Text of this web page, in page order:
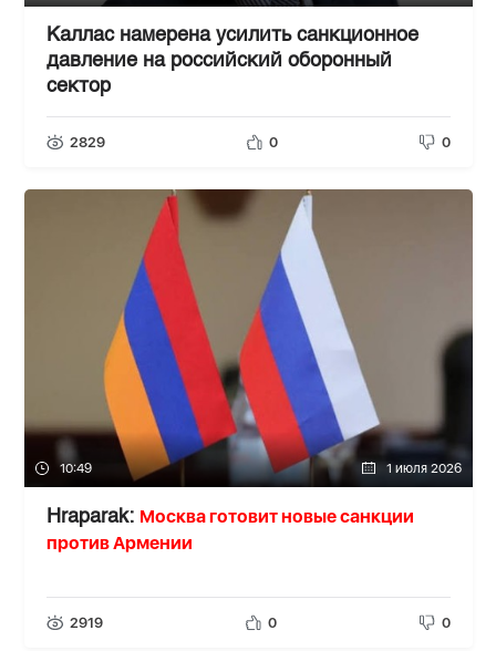
Каллас намерена усилить санкционное
давление на российский оборонный
сектор
2829 0 0
10:49 1 июля 2026
Hraparak: Москва готовит новые санкции
против Армении
2919 0 0